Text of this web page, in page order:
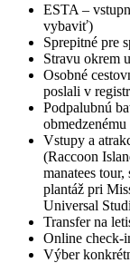
ESTA –
vybaviť)
Sprepitné pre
Stravu okrem
Osobné
poslali v
Podpalubnú
Vstupy a
(Raccoon
manatees
plantáž pri
Universal
Transfer na
Online check-
Výber